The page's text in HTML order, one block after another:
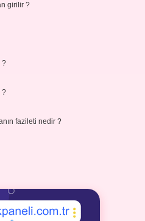
girilir ?
?
?
fazileti nedir ?